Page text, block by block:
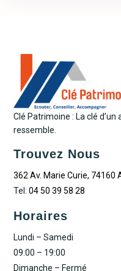
Clé Patrimoine : La clé
ressemble.
Trouvez Nous
362 Av. Marie Curie, 74160
Tel:04 50 39 58 28
Horaires
Lundi – Samedi
09:00 – 19:00
Dimanche – Fermé